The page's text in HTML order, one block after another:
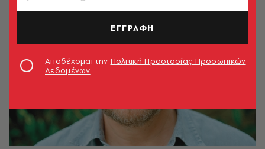
ΕΓΓΡΑΦΗ
Αποδέχομαι την Πολιτική Προστασίας Προσωπικών
Δεδομένων